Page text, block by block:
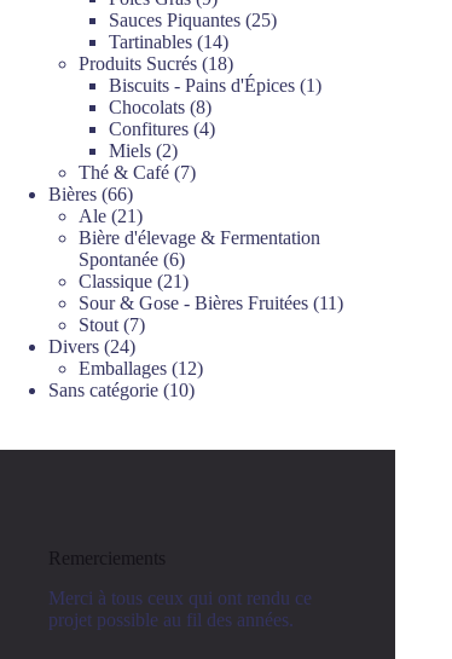
produits
Sauces Piquantes 2525
Tartinables 1414
produits
Produits Sucrés 1818
produits
Biscuits - Pains d'Épices 11
Chocolats 88
produits
Confitures 44
Miels 22
produits
Thé & Café 77
Bières 6666
produits
Ale 2121
produits
Bière d'élevage & Fermentation
Spontanée 66
produits
Classique 2121
produits
Sour & Gose - Bières Fruitées 1111
Stout 77
Divers 2424
produits
Emballages 1212
Sans catégorie 1010
Remerciements
Merci à tous ceux qui ont rendu ce
projet possible au fil des années.